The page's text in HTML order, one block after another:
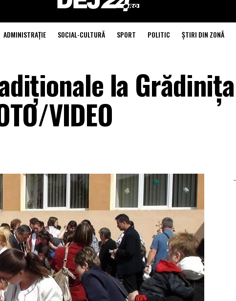
ADMINISTRAŢIE SOCIAL-CULTURĂ SPORT POLITIC ŞTIRI DIN ZONĂ
la Grădinița
VIDEO